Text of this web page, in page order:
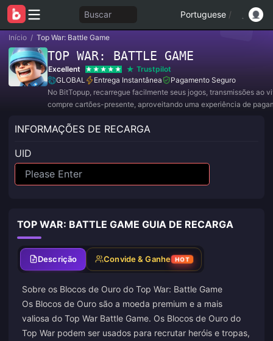
Buscar Portuguese /
Início / Top War: Battle Game
TOP WAR: BATTLE GAME
Excellent
Trustpilot
GLOBAL
Entrega Instantânea
Pagamento Seguro
No BitTopup, recarregue facilmente seus jogos, transmissões ao
compre cartões-presente, aproveitando uma experiência de
INFORMAÇÕES DE RECARGA
UID
TOP WAR: BATTLE GAME GUIA DE RECARGA
Descrição Convide & Ganhe HOT
Sobre os Blocos de Ouro do Top War: Battle Game
Os Blocos de Ouro são a moeda premium e a mais
valiosa do Top War Battle Game. Os Blocos de Ouro do
Top War podem ser usados para recrutar heróis e tropas,